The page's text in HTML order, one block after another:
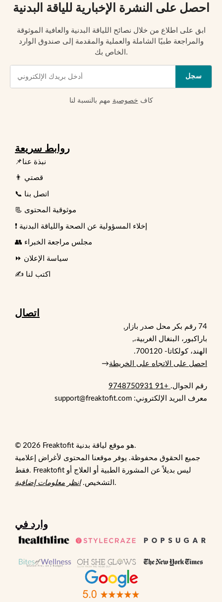
احصل على النشرة الإخبارية للياقة البدنية
ابق على اطلاع من خلال نصائح اللياقة البدنية والعافية الموثوقة
والمراجعة طبيًا الشاملة والعملية والمقدمة إلى صندوق الوارد
الخاص بك.
سجل
كاف خصوصية مهم بالنسبة لنا
روابط سريعة
📌نبذة عنا
👨 قصتي
📞 اتصل بنا
📃 موثوقية المحتوى
❗ إخلاء المسؤولية عن الصحة واللياقة البدنية
👥 مجلس مراجعة الخبراء
⏩ سياسة الإعلان
✍️ اكتب لنا
اتصال
74 رقم بكر محل صدر بازار,
باراكبور، البنغال الغربية،,
الهند، كولكاتا- 700120.
احصل على الاتجاه على الخريطة→
رقم الجوال. +91 9748750931
معرف البريد الإلكتروني: support@freaktofit.com
© 2026 Freaktofit هو موقع لياقة بدنية.
جميع الحقوق محفوظة. يوفر موقعنا المحتوى لأغراض إعلامية
فقط. Freaktofit ليس بديلاً عن المشورة الطبية أو العلاج أو
التشخيص.انظر معلومات إضافية .
وارد في